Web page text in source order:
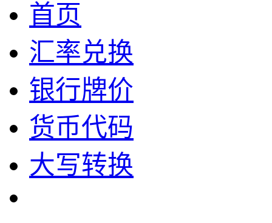
首页
汇率兑换
银行牌价
货币代码
大写转换